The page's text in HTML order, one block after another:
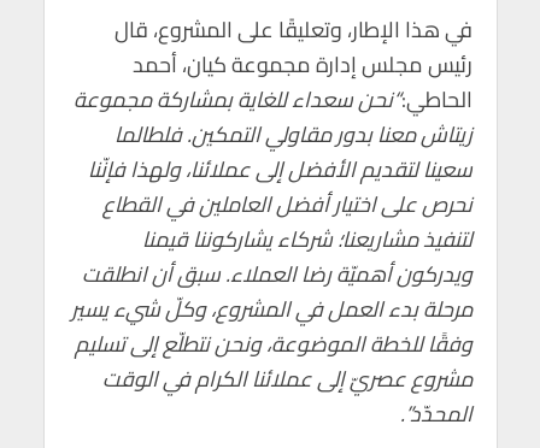
في هذا الإطار، وتعليقًا على المشروع، قال
رئيس مجلس إدارة مجموعة كيان، أحمد
الحاطي:“نحن سعداء للغاية بمشاركة مجموعة
زيتاش معنا بدور مقاولي التمكين. فلطالما
سعينا لتقديم الأفضل إلى عملائنا، ولهذا فإنّنا
نحرص على اختيار أفضل العاملين في القطاع
لتنفيذ مشاريعنا؛ شركاء يشاركوننا قيمنا
ويدركون أهميّة رضا العملاء. سبق أن انطلقت
مرحلة بدء العمل في المشروع، وكلّ شيء يسير
وفقًا للخطة الموضوعة، ونحن نتطلّع إلى تسليم
مشروع عصريّ إلى عملائنا الكرام في الوقت
المحدّد”.